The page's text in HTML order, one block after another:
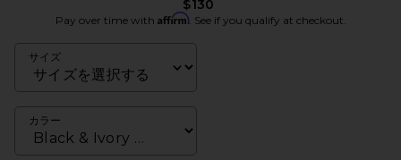
$130
Pay over time with Affirm. See if you qualify at checkout.
サイズ
カラー